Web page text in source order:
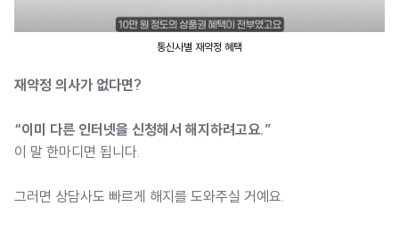
통신사별 재약정 혜택
재약정 의사가 없다면?
“이미 다른 인터넷을 신청해서 해지하려고요.”
이 말 한마디면 됩니다.
그러면 상담사도 빠르게 해지를 도와주실 거예요.